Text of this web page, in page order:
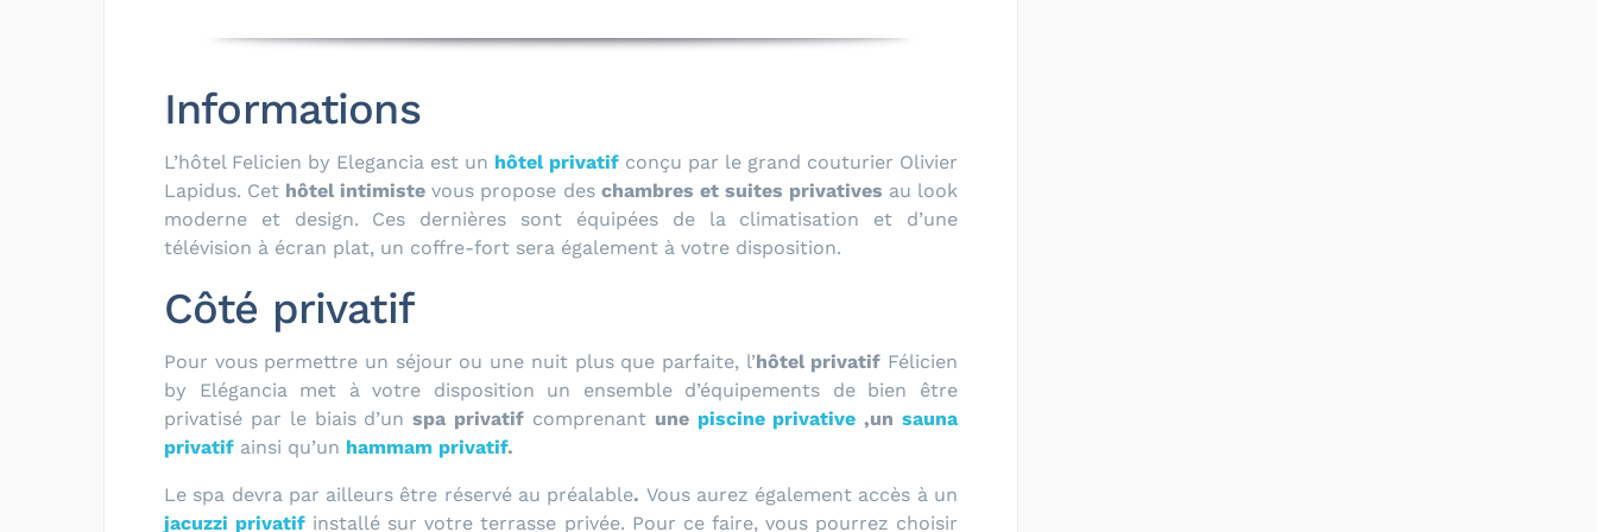
Informations
L’hôtel Felicien by Elegancia est un hôtel privatif conçu par le grand couturier Olivier
Lapidus. Cet hôtel intimiste vous propose des chambres et suites privatives au look
moderne et design. Ces dernières sont équipées de la climatisation et d’une
télévision à écran plat, un coffre-fort sera également à votre disposition.
Côté privatif
Pour vous permettre un séjour ou une nuit plus que parfaite, l’hôtel privatif Félicien
by Elégancia met à votre disposition un ensemble d’équipements de bien être
privatisé par le biais d’unspa privatif comprenantune piscine privative ,unsauna
privatif ainsi qu’un hammam privatif.
Le spa devra par ailleurs être réservé au préalable. Vous aurez également accès à un
jacuzzi privatif installé sur votre terrasse privée. Pour ce faire, vous pourrez choisir